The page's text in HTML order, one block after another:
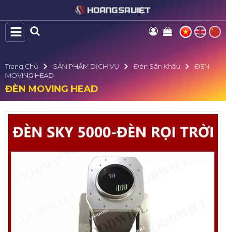
Trang Chủ SẢN PHẨM DỊCH VỤ Đèn Sân Khấu
ĐÈN
MOVING HEAD
ĐÈN MOVING HEAD